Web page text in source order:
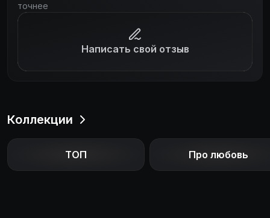
точнее
Написать свой отзыв
Коллекции
ТОП Про любовь